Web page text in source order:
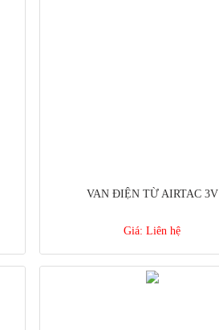
VAN ĐIỆN TỪ AIRTAC 3V
Giá: Liên hệ